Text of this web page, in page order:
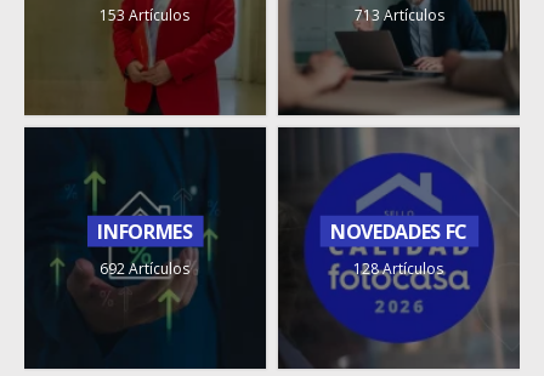
153 Artículos 713 Artículos
INFORMES
692 Artículos
NOVEDADES FC
128 Artículos